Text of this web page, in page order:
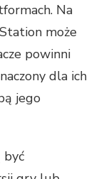
Na
może
powinni
dla ich
jego
być